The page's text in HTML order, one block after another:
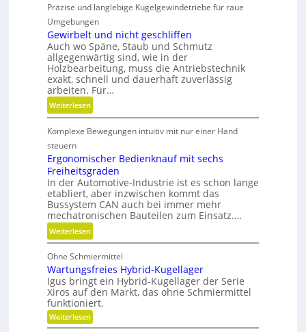
r
m
a
t
u
r
e
n
t
e
h
n
i
k
u
n
s
t
s
t
o
f
f
b
ä
l
l
e
v
r
m
e
i
d
e
n
Präzise und langlebige Kugelgewindetriebe für raue
Umgebungen
Gewirbelt und nicht geschliffen
Auch wo Späne, Staub und Schmutz
allgegenwärtig sind, wie in der
Holzbearbeitung, muss die Antriebstechnik
exakt, schnell und dauerhaft zuverlässig
arbeiten. Für…
Weiterlesen:
G
e
i
r
b
e
l
t
u
d
n
i
c
h
t
Komplexe Bewegungen intuitiv mit nur einer Hand
steuern
Ergonomischer Bedienknauf mit sechs
Freiheitsgraden
In der Automotive-Industrie ist es schon lange
etabliert, aber inzwischen kommt das
Bussystem CAN auch bei immer mehr
mechatronischen Bauteilen zum Einsatz.…
Weiterlesen:
E
r
g
o
n
o
m
Ohne Schmiermittel
Wartungsfreies Hybrid-Kugellager
Igus bringt ein Hybrid-Kugellager der Serie
Xiros auf den Markt, das ohne Schmiermittel
funktioniert.
Weiterlesen:
W